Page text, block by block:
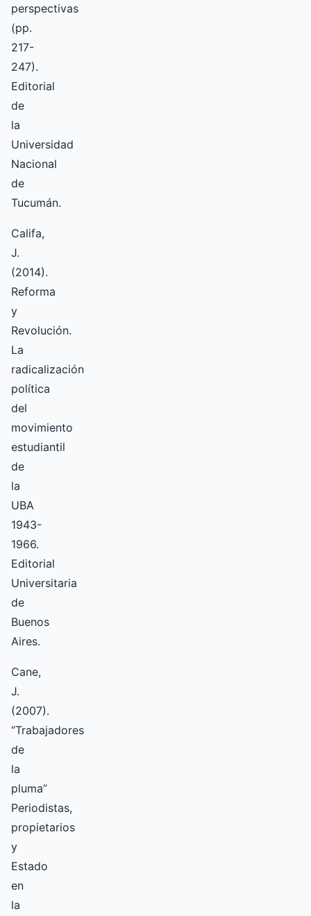
perspectivas
(pp.
217-
247).
Editorial
de
la
Universidad
Nacional
de
Tucumán.
Califa,
J.
(2014).
Reforma
y
Revolución.
La
radicalización
política
del
movimiento
estudiantil
de
la
UBA
1943-
1966.
Editorial
Universitaria
de
Buenos
Aires.
Cane,
J.
(2007).
“Trabajadores
de
la
pluma”
Periodistas,
propietarios
y
Estado
en
la